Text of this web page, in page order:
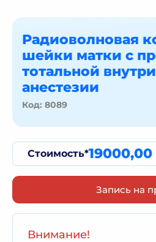
Радиоволновая
шейки матки с
тотальной
анестезии
Код: 8089
Стоимость*
Запись на
Внимание!